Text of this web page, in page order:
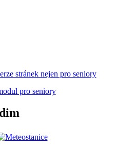
stránek nejen pro seniory